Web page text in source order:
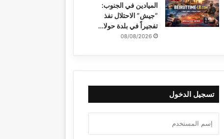
الميادين في الجنوب:
“جيش” الاحتلال نفذ
تفجيراً في بلدة حولا…
08/08/2026
تسجيل الدخول